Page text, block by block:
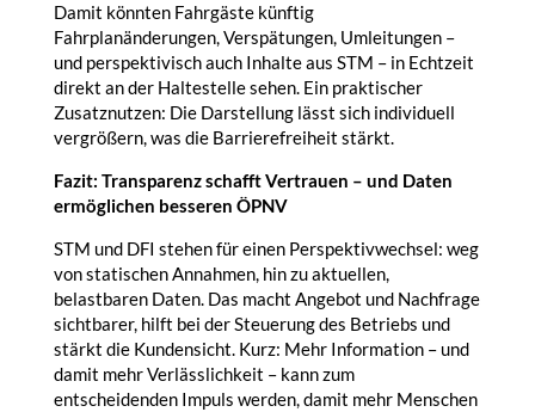
Damit könnten Fahrgäste künftig
Fahrplanänderungen, Verspätungen, Umleitungen –
und perspektivisch auch Inhalte aus STM – in Echtzeit
direkt an der Haltestelle sehen. Ein praktischer
Zusatznutzen: Die Darstellung lässt sich individuell
vergrößern, was die Barrierefreiheit stärkt.
Fazit: Transparenz schafft Vertrauen – und Daten
ermöglichen besseren ÖPNV
STM und DFI stehen für einen Perspektivwechsel: weg
von statischen Annahmen, hin zu aktuellen,
belastbaren Daten. Das macht Angebot und Nachfrage
sichtbarer, hilft bei der Steuerung des Betriebs und
stärkt die Kundensicht. Kurz: Mehr Information – und
damit mehr Verlässlichkeit – kann zum
entscheidenden Impuls werden, damit mehr Menschen